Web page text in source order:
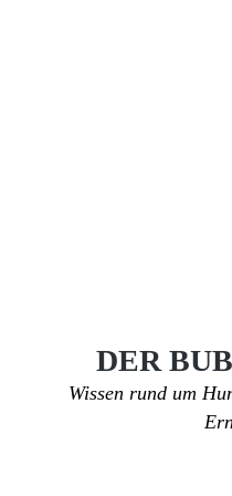
DER
Wissen rund um